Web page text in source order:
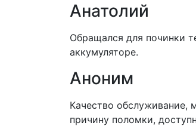
Анатолий
Обращался для починки
аккумуляторе.
Аноним
Качество обслуживание,
причину поломки,